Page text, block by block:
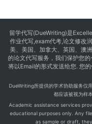
留学代写(DueWriting)是
作业代写,exam代考,论文修改
美、美国、加拿大、英国、澳
的论文代写服务，我们保护您
将以Email的形式发送给您. 您
DueWriting所提供的学术协助服务仅
都应该被视为样
Academic assistance services
educational purposes only. Any
as sample or draft,